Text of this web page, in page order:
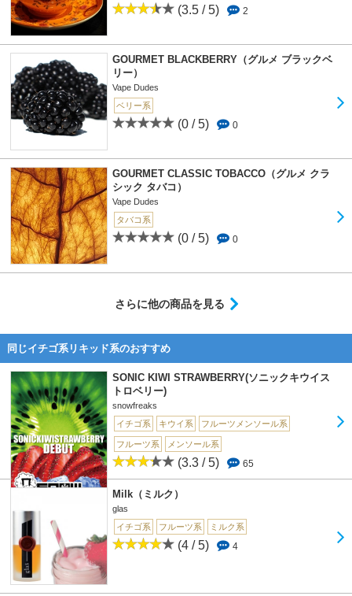
(3.5 / 5) 2
GOURMET BLACKBERRY（グルメ ブラックベ
リー）
Vape Dudes
ベリー系
(0 / 5) 0
GOURMET CLASSIC TOBACCO（グルメ クラ
シック タバコ）
Vape Dudes
タバコ系
(0 / 5) 0
さらに他の商品を見る
同じイチゴ系リキッド系のおすすめ
SONIC KIWI STRAWBERRY(ソニックキウイス
トロベリー)
snowfreaks
イチゴ系
キウイ系 フルーツメンソール系
フルーツ系 メンソール系
(3.3 / 5) 65
Milk（ミルク）
glas
イチゴ系
フルーツ系 ミルク系
(4 / 5) 4